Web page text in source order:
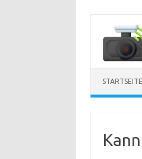
springen
STARTSEITE